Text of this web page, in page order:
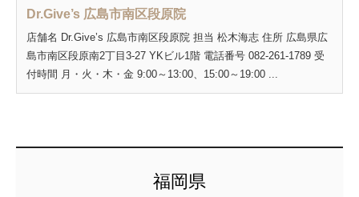
Dr.Give’s 広島市南区段原院
店舗名 Dr.Give’s 広島市南区段原院 担当 松木海志 住所 広島県広
島市南区段原南2丁目3-27 YKビル1階 電話番号 082-261-1789 受
付時間 月・火・木・金 9:00～13:00、15:00～19:00 ...
福岡県